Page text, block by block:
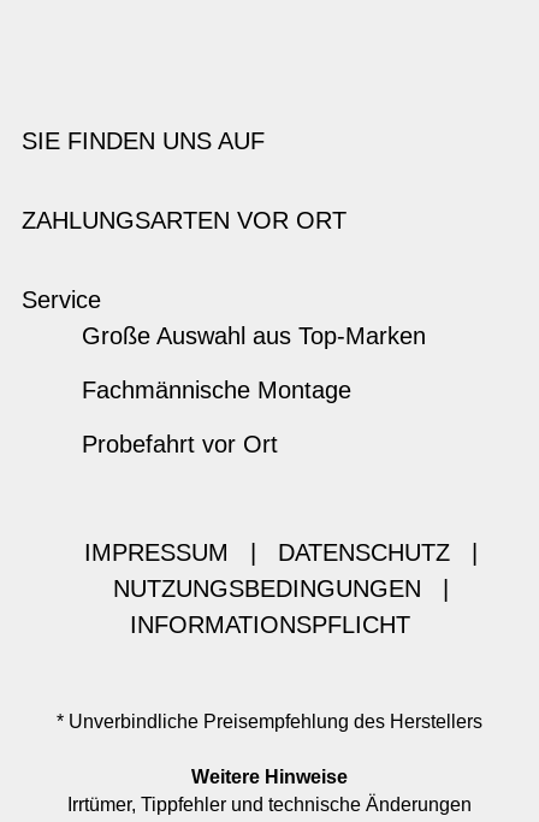
SIE FINDEN UNS AUF
ZAHLUNGSARTEN VOR ORT
Service
Große Auswahl aus Top-Marken
Fachmännische Montage
Probefahrt vor Ort
IMPRESSUM DATENSCHUTZ
NUTZUNGSBEDINGUNGEN
INFORMATIONSPFLICHT
* Unverbindliche Preisempfehlung des Herstellers
Weitere Hinweise
Irrtümer, Tippfehler und technische Änderungen